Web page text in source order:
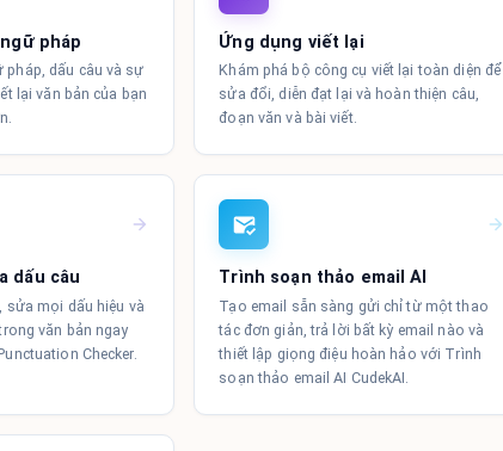
pháp
dấu câu và sự
lại văn bản của bạn
Ứng dụng viết lại
Khám phá bộ công cụ viết lại toàn diện để
sửa đổi, diễn đạt lại và hoàn thiện câu,
đoạn văn và bài viết.
dấu câu
sửa mọi dấu hiệu và
văn bản ngay
Checker.
Trình soạn thảo email AI
Tạo email sẵn sàng gửi chỉ từ một thao
tác đơn giản, trả lời bất kỳ email nào và
thiết lập giọng điệu hoàn hảo với Trình
soạn thảo email AI CudekAI.